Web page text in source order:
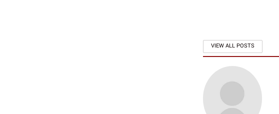
VIEW ALL POSTS